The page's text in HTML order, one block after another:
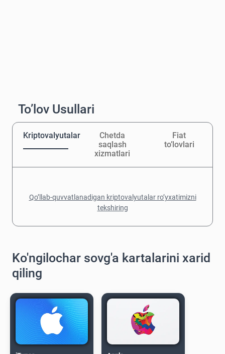
To’lov Usullari
Kriptovalyutalar
Chetda
saqlash
xizmatlari
Fiat
to’lovlari
Qo’llab-quvvatlanadigan kriptovalyutalar ro’yxatimizni
tekshiring
Ko'ngilochar sovg'a kartalarini xarid
qiling